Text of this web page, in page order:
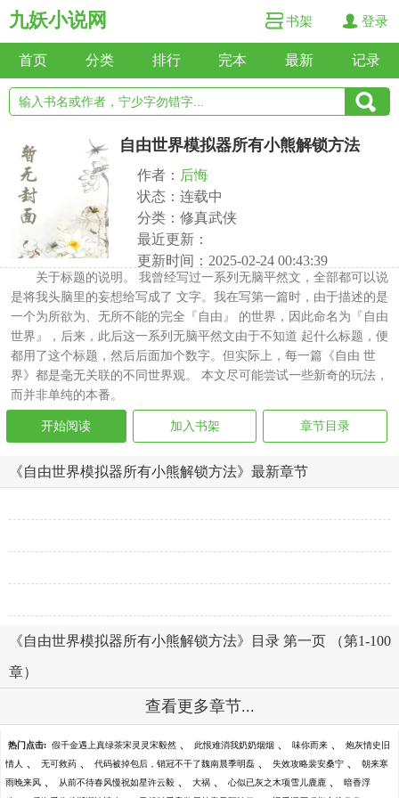
九妖小说网 书架 登录
首页 分类 排行 完本 最新 记录
自由世界模拟器所有小熊解锁方法
作者： 后悔
状态：连载中
分类：修真武侠
最近更新：
更新时间：2025-02-24 00:43:39
关于标题的说明。 我曾经写过一系列无脑平然文，全部都可以说
是将我头脑里的妄想给写成了 文字。我在写第一篇时，由于描述的是
一个为所欲为、无所不能的完全『自由』 的世界，因此命名为『自由
世界』，后来，此后这一系列无脑平然文由于不知道 起什么标题，便
都用了这个标题，然后后面加个数字。但实际上，每一篇《自由 世
界》都是毫无关联的不同世界观。 本文尽可能尝试一些新奇的玩法，
而并非单纯的本番。
开始阅读 加入书架 章节目录
《自由世界模拟器所有小熊解锁方法》最新章节
《自由世界模拟器所有小熊解锁方法》目录 第一页 （第1-100
章）
查看更多章节...
热门点击: 假千金遇上真绿茶宋灵灵宋毅然 、 此恨难消我奶奶烟烟 、 味你而来 、 炮灰情史旧
情人 、 无可救药 、 代码被掉包后，销冠不干了魏南晨季明磊 、 失效攻略裴安桑宁 、 朝来寒
雨晚来风 、 从前不待春风慢祝如星许云毅 、 大祸 、 心似已灰之木项雪儿鹿鹿 、 暗香浮